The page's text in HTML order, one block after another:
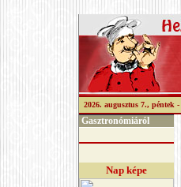
2026. augusztus 7., péntek -
Gasztronómiáról
Nap képe